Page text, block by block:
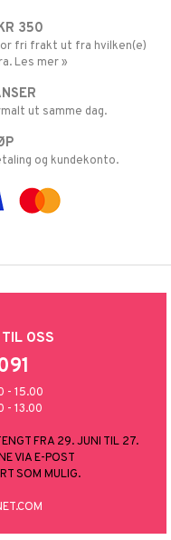
350
fri frakt ut fra hvilken(e)
Les mer »
ut samme dag.
og kundekonto.
OSS
- 15.00
- 13.00
FRA 29. JUNI TIL 27.
VIA E-POST
SOM MULIG.